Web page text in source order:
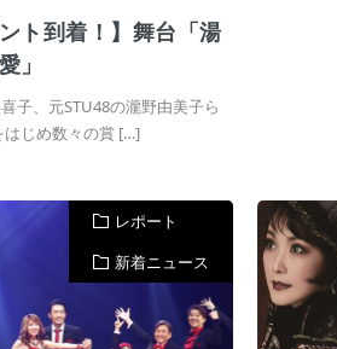
ト到着！】舞台「湯
」
子、元STU48の瀧野由美子ら
はじめ数々の賞 […]
レポート
新着ニュース